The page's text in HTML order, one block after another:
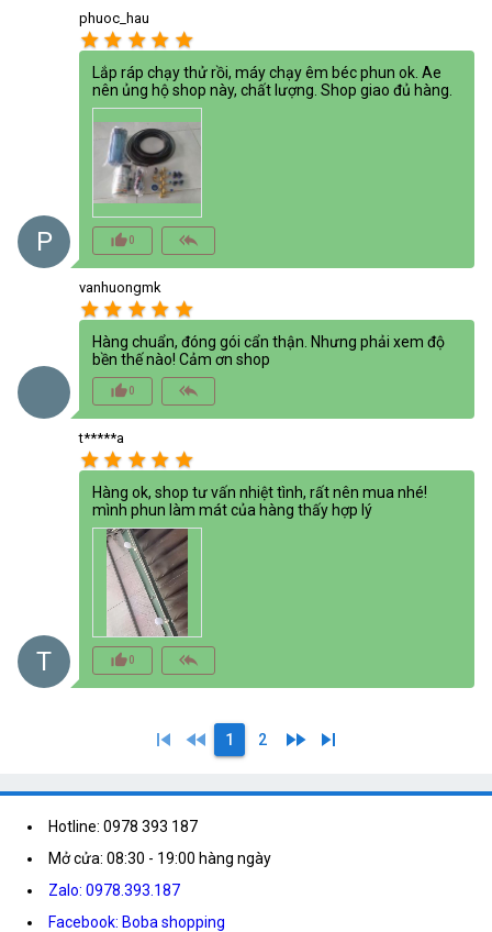
P
phuoc_hau
star star star star star
Lắp ráp chạy thử rồi, máy chạy êm béc phun ok. Ae
nên ủng hộ shop này, chất lượng. Shop giao đủ hàng.
thumb_up_alt0 reply_all
vanhuongmk
star star star star star
Hàng chuẩn, đóng gói cẩn thận. Nhưng phải xem độ
bền thế nào! Cảm ơn shop
thumb_up_alt0 reply_all
T
t*****a
star star star star star
Hàng ok, shop tư vấn nhiệt tình, rất nên mua nhé!
mình phun làm mát của hàng thấy hợp lý
thumb_up_alt0 reply_all
skip_previous fast_rewind 1 2 fast_forward skip_next
Hotline: 0978 393 187
Mở cửa: 08:30 - 19:00 hàng ngày
Zalo: 0978.393.187
Facebook: Boba shopping